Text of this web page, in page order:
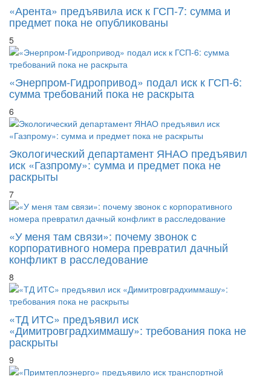
5
«Энерпром-Гидропривод» подал иск к ГСП-6:
сумма требований пока не раскрыта
6
Экологический департамент ЯНАО предъявил
иск «Газпрому»: сумма и предмет пока не
раскрыты
7
«У меня там связи»: почему звонок с
корпоративного номера превратил дачный
конфликт в расследование
8
«ТД ИТС» предъявил иск
«Димитровградхиммашу»: требования пока не
раскрыты
9